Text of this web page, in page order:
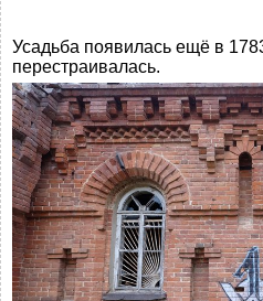
Усадьба появилась ещё в
перестраивалась.